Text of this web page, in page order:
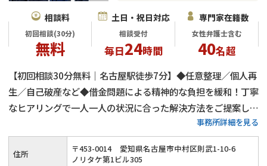
相談料
初回相談(30分)
無料
土日・祝日対応
相談受付
毎日24時間
専門家在籍数
女性弁護士含む
40名超
【初回相談30分無料｜名古屋駅徒歩7分】◆任意整理／個人再
生／自己破産など◆借金問題による精神的な負担を緩和！丁寧
なヒアリングで一人一人の状況に合った解決方法をご提案しま
す◎ご事情によって弁護士費用の分割も可能！借金でお悩みの
方はお気軽にご相談ください≪夜間・土日祝のご相談にも対応
≫
事務所詳細を見る
住所 〒453-0014
愛知県名古屋市中村区則武1-10-6
ノリタケ第1ビル305